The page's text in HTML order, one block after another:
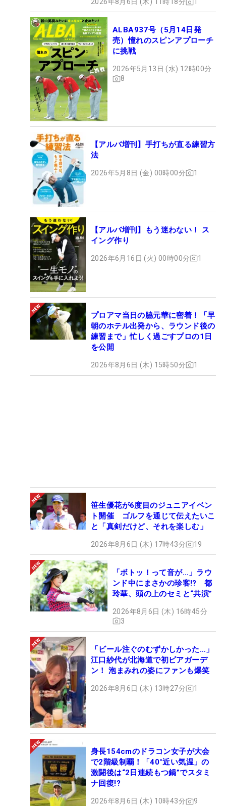
2026年8月6日 (木) 11時18分
ALBA937号（5月14日発
売）憧れのスピンアプローチ
に挑戦
2026年5月13日 (水) 12時00分
8
【アルバ増刊】手打ちが直る練習方
法
2026年5月8日 (金) 00時00分 1
【アルバ増刊】もう迷わない！ ス
イング作り
2026年6月16日 (火) 00時00分 1
プロアマ当日の脇元華に密着！「早
朝のホテル出発から、ラウンド後の
練習まで」忙しく過ごすプロの1日
を公開
2026年8月6日 (木) 15時50分 1
笹生優花が6度目のジュニアイベン
ト開催 ゴルフを通じて伝えたいこ
と「真剣だけど、それを楽しむ」
2026年8月6日 (木) 17時43分 19
「ボトッ！って音が…」ラウ
ンド中にまさかの珍客!? 都
玲華、頭の上のセミと“共演”
2026年8月6日 (木) 16時45分
3
「ビール注ぐのむずかしかった…」
江口紗代が北海道で初ビアガーデ
ン！ 泡まみれの姿にファンも爆笑
2026年8月6日 (木) 13時27分 1
身長154cmのドラコン女子が大会
で2階級制覇！「40°近い気温」の
激闘後は“2日連続もつ鍋”でスタミ
ナ回復!?
2026年8月6日 (木) 10時43分 9